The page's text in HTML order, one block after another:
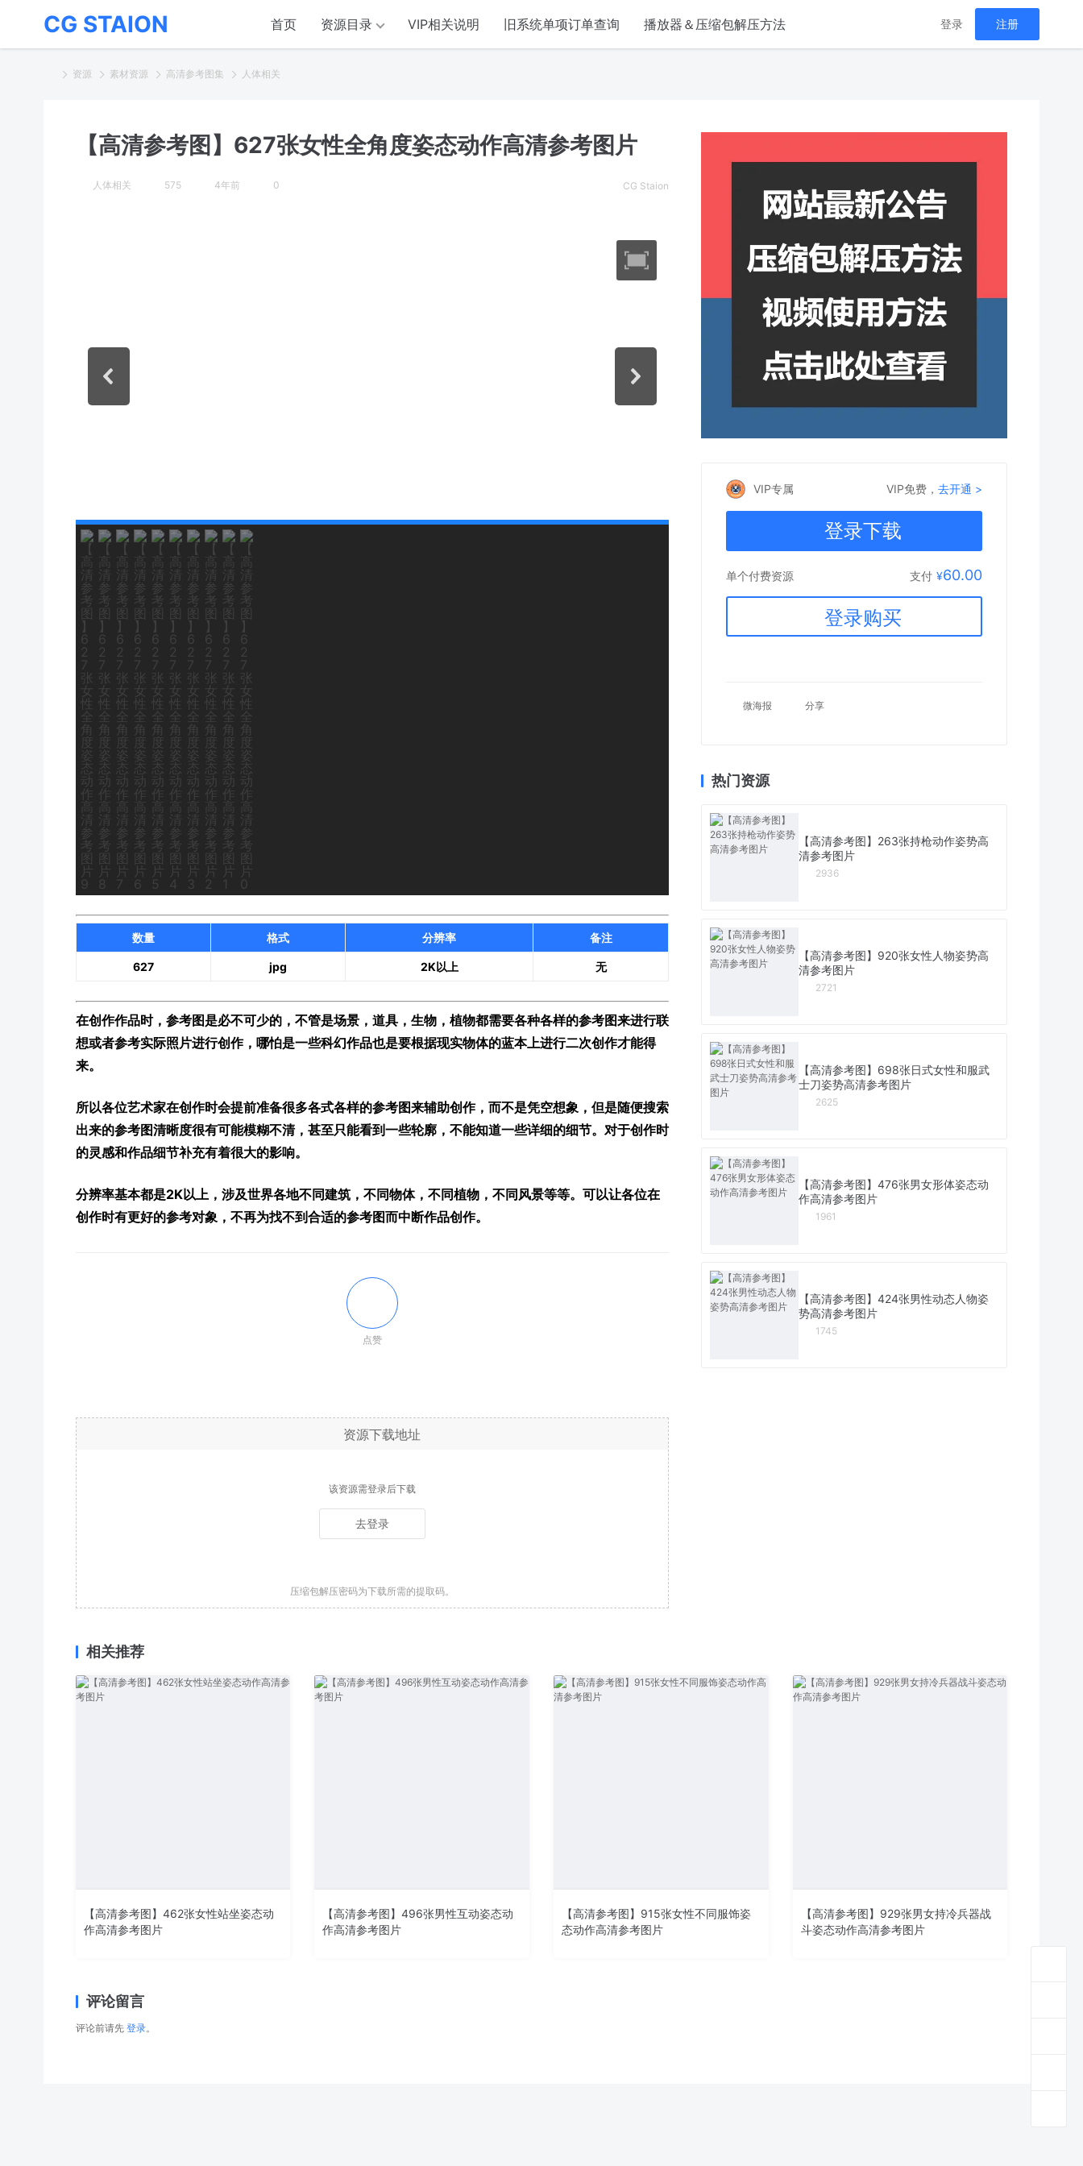
CG STAION 首页 资源目录 VIP相关说明 旧系统单项订单查询 播放器＆压缩包解压方法 登录 注册
资源 素材资源 高清参考图集 人体相关
【高清参考图】627张女性全角度姿态动作高清参考图片
人体相关 575 4年前 0 CG Staion
数量 格式 分辨率 备注
627 jpg 2K以上 无
在创作作品时，参考图是必不可少的，不管是场景，道具，生物，植物都需要各种各样的参考图来进行联
想或者参考实际照片进行创作，哪怕是一些科幻作品也是要根据现实物体的蓝本上进行二次创作才能得
来。
所以各位艺术家在创作时会提前准备很多各式各样的参考图来辅助创作，而不是凭空想象，但是随便搜索
出来的参考图清晰度很有可能模糊不清，甚至只能看到一些轮廓，不能知道一些详细的细节。对于创作时
的灵感和作品细节补充有着很大的影响。
分辨率基本都是2K以上，涉及世界各地不同建筑，不同物体，不同植物，不同风景等等。可以让各位在
创作时有更好的参考对象，不再为找不到合适的参考图而中断作品创作。
点赞
资源下载地址
该资源需登录后下载
去登录
压缩包解压密码为下载所需的提取码。
VIP专属 VIP免费，去开通 >
登录下载
单个付费资源 支付 ¥60.00
登录购买
微海报 分享
热门资源
【高清参考图】263张持枪动作姿势高
清参考图片
2936
【高清参考图】920张女性人物姿势高
清参考图片
2721
【高清参考图】698张日式女性和服武
士刀姿势高清参考图片
2625
【高清参考图】476张男女形体姿态动
作高清参考图片
1961
【高清参考图】424张男性动态人物姿
势高清参考图片
1745
相关推荐
【高清参考图】462张女性站坐姿态动
作高清参考图片
【高清参考图】496张男性互动姿态动
作高清参考图片
【高清参考图】915张女性不同服饰姿
态动作高清参考图片
【高清参考图】929张男女持冷兵器战
斗姿态动作高清参考图片
评论留言
评论前请先 登录。